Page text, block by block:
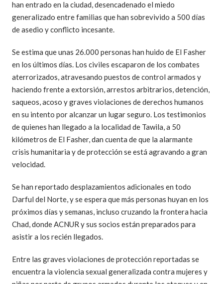
han entrado en la ciudad, desencadenado el miedo
generalizado entre familias que han sobrevivido a 500 días
de asedio y conflicto incesante.
Se estima que unas 26.000 personas han huido de El Fasher
en los últimos días. Los civiles escaparon de los combates
aterrorizados, atravesando puestos de control armados y
haciendo frente a extorsión, arrestos arbitrarios, detención,
saqueos, acoso y graves violaciones de derechos humanos
en su intento por alcanzar un lugar seguro. Los testimonios
de quienes han llegado a la localidad de Tawila, a 50
kilómetros de El Fasher, dan cuenta de que la alarmante
crisis humanitaria y de protección se está agravando a gran
velocidad.
Se han reportado desplazamientos adicionales en todo
Darful del Norte, y se espera que más personas huyan en los
próximos días y semanas, incluso cruzando la frontera hacia
Chad, donde ACNUR y sus socios están preparados para
asistir a los recién llegados.
Entre las graves violaciones de protección reportadas se
encuentra la violencia sexual generalizada contra mujeres y